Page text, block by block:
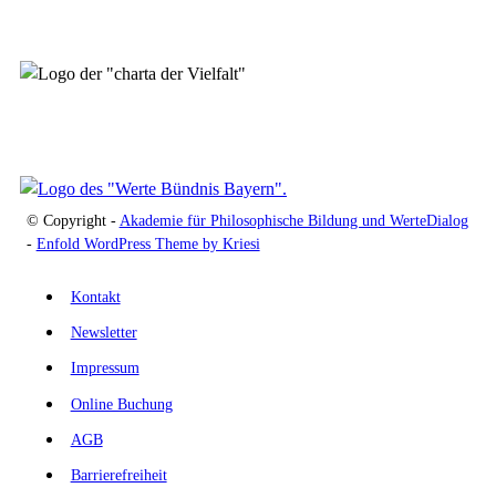
© Copyright - Akademie für Philosophische Bildung und WerteDialog
- Enfold WordPress Theme by Kriesi
Kontakt
Newsletter
Impressum
Online Buchung
AGB
Barrierefreiheit